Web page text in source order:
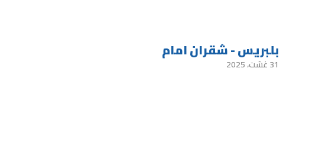
بلبريس - شقران امام
31 غشت، 2025